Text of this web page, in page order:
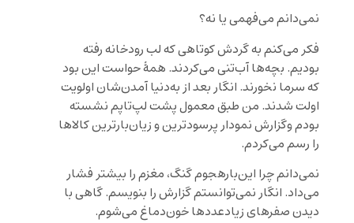
نمی‌دانم می‌فهمی یا نه؟
فکر می‌کنم به گردش کوتاهی که لب رودخانه رفته
بودیم. بچه‌ها آب‌تنی می‌کردند. همۀ حواست این بود
که سرما نخورند. انگار بعد از به‌دنیا آمدن‌شان اولویت
اولت شدند. من طبق معمول پشت لپ‌تاپم نشسته
بودم وگزارش نمودار پرسودترین و زیان‌بارترین کالاها
را رسم می‌کردم.
نمی‌دانم چرا این‌بارهجوم گنگ، مغزم را بیشتر فشار
می‌داد. انگار نمی‌توانستم گزارش را بنویسم. گاهی با
دیدن صفرهای‌ زیادعددها خون‌دماغ می‌شوم.